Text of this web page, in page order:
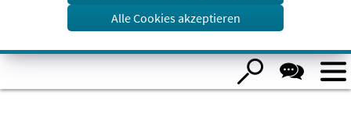
Visuelle
Alle Cookies akzeptieren